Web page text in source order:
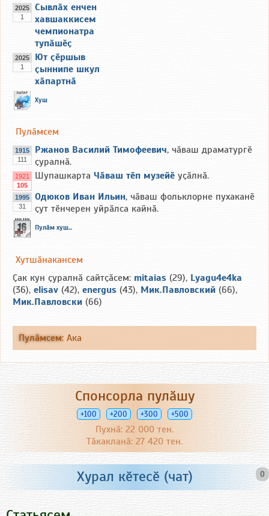
2025
1
Сывлӑх енчен
хавшаккисем
чемпионатра
тупӑшӗҫ
2025
1
Ют ҫӗршыв
ҫыннипе шкул
хӑпартнӑ
Хуш
Пулӑмсем
1915
111
Ржанов Василий Тимофеевич, чӑваш драматургӗ
ҫуралнӑ.
1921
105
Шупашкарта Чӑваш тӗп музейӗ уҫӑлнӑ.
1995
31
Одюков Иван Ильин, чӑваш фольклорне пухаканӗ
ҫут тӗнчерен уйрӑлса кайнӑ.
Пулӑм хуш...
Хутшӑнакансем
Ҫак кун ҫуралнӑ сайтҫӑсем: mitaias (29), Lyagu4e4ka
(36), elisav (42), energus (43), Мик.Павловский (66),
Мик.Павловски (66)
Пулӑмсем: Ака
Спонсорла пулӑшу
+100 +200 +300 +500
Пухнӑ: 22 000 тен.
Тӑкакланӑ: 27 420 тен.
0
Хурал кӗтесӗ (чат)